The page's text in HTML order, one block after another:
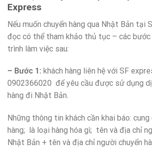
Express
Nếu muốn chuyển hàng qua Nhật Bản tại
đọc có thể tham khảo thủ tục – các bước
trình làm việc sau:
– Bước 1: khách hàng liên hệ với SF
0902366020 để yêu cầu được sử dụng
hàng đi Nhật Bản.
Những thông tin khách cần khai báo:
hàng; là loại hàng hóa gì; tên và địa chỉ
Nhật Bản + tên và địa chỉ người chuyển